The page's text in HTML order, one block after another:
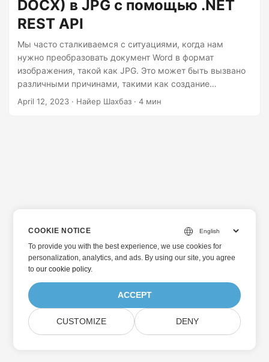
DOCX) в JPG с помощью .NET
REST API
Мы часто сталкиваемся с ситуациями, когда нам
нужно преобразовать документ Word в формат
изображения, такой как JPG. Это может быть вызвано
различными причинами, такими как создание
визуального контента для социальных сетей,
April 12, 2023 · Найер Шахбаз · 4 мин
COOKIE NOTICE
To provide you with the best experience, we use cookies for
personalization, analytics, and ads. By using our site, you agree
toour cookie policy.
ACCEPT
CUSTOMIZE DENY